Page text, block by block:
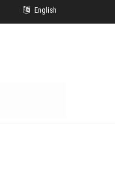
English